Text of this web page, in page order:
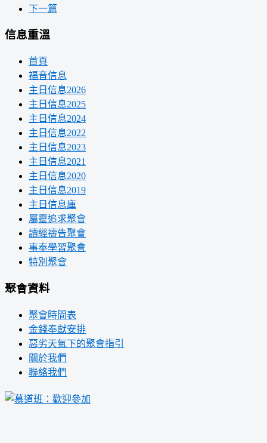
下一篇
信息重溫
首頁
福音信息
主日信息2026
主日信息2025
主日信息2024
主日信息2022
主日信息2023
主日信息2021
主日信息2020
主日信息2019
主日信息庫
屬靈追求聚會
讀經禱告聚會
事奉學習聚會
特別聚會
聚會資料
聚會時間表
金錢奉獻安排
惡劣天氣下的聚會指引
關於我們
聯絡我們